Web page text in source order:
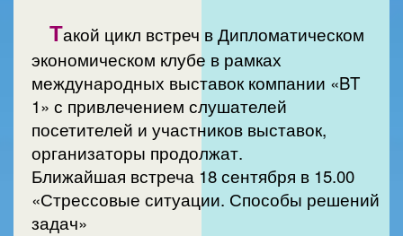
Такой цикл встреч в Дипломатическом
экономическом клубе в рамках
международных выставок компании «BT
1» с привлечением слушателей
посетителей и участников выставок,
организаторы продолжат.
Ближайшая встреча 18 сентября в 15.00
«Стрессовые ситуации. Способы решений
задач»